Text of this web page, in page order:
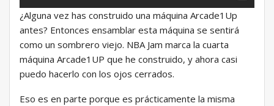
¿Alguna vez has construido una máquina Arcade1Up
antes? Entonces ensamblar esta máquina se sentirá
como un sombrero viejo. NBA Jam marca la cuarta
máquina Arcade1UP que he construido, y ahora casi
puedo hacerlo con los ojos cerrados.
Eso es en parte porque es prácticamente la misma